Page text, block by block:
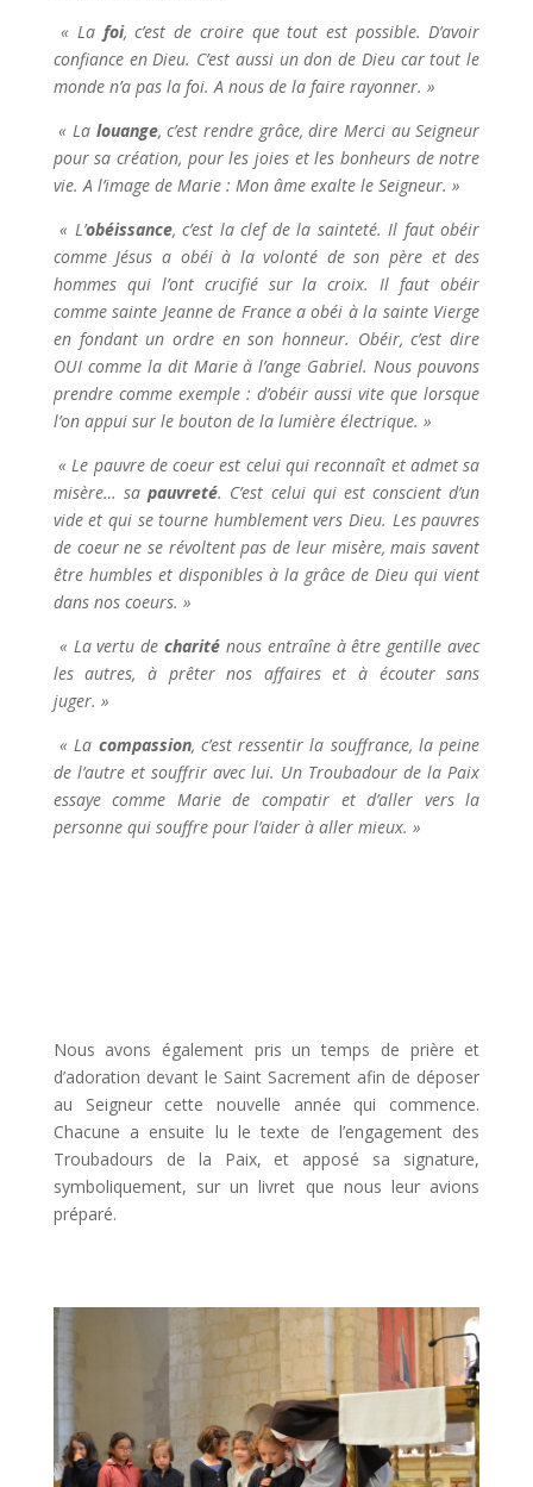
« La foi, c’est de croire que tout est possible. D’avoir
confiance en Dieu. C’est aussi un don de Dieu car tout le
monde n’a pas la foi. A nous de la faire rayonner. »
« La louange, c’est rendre grâce, dire Merci au Seigneur
pour sa création, pour les joies et les bonheurs de notre
vie. A l’image de Marie : Mon âme exalte le Seigneur. »
« L’obéissance, c’est la clef de la sainteté. Il faut obéir
comme Jésus a obéi à la volonté de son père et des
hommes qui l’ont crucifié sur la croix. Il faut obéir
comme sainte Jeanne de France a obéi à la sainte Vierge
en fondant un ordre en son honneur. Obéir, c’est dire
OUI comme la dit Marie à l’ange Gabriel. Nous pouvons
prendre comme exemple : d’obéir aussi vite que lorsque
l’on appui sur le bouton de la lumière électrique. »
« Le pauvre de coeur est celui qui reconnaît et admet sa
misère… sapauvreté. C’est celui qui est conscient d’un
vide et qui se tourne humblement vers Dieu. Les pauvres
de coeur ne se révoltent pas de leur misère, mais savent
être humbles et disponibles à la grâce de Dieu qui vient
dans nos coeurs. »
« La vertu decharité nous entraîne à être gentille avec
les autres, à prêter nos affaires et à écouter sans
juger. »
« La compassion, c’est ressentir la souffrance, la peine
de l’autre et souffrir avec lui. Un Troubadour de la Paix
essaye comme Marie de compatir et d’aller vers la
personne qui souffre pour l’aider à aller mieux. »
Nous avons également pris un temps de prière et
d’adoration devant le Saint Sacrement afin de déposer
au Seigneur cette nouvelle année qui commence.
Chacune a ensuite lu le texte de l’engagement des
Troubadours de la Paix, et apposé sa signature,
symboliquement, sur un livret que nous leur avions
préparé.